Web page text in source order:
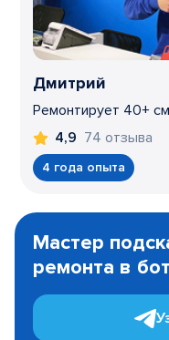
Дмитрий
Ремонтирует 40+
4,9 74 отзыва
4 года опыта
1
Мастер
ремонта в